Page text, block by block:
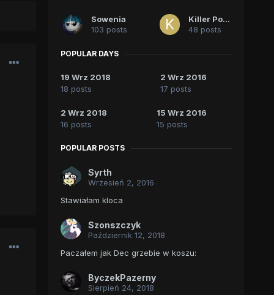
Sowenia
103 posts
Killer Poke
48 posts
POPULAR DAYS
19 Wrz 2018
18 posts
2 Wrz 2016
17 posts
2 Wrz 2018
16 posts
15 Wrz 2016
15 posts
POPULAR POSTS
Syrth
Wrzesień 2, 2016
Stawiałam kloca
Szonszczyk
Październik 12, 2018
Paczałem jak Dec grzebie w koszu:
ByczekPazerny
Sierpień 24, 2018